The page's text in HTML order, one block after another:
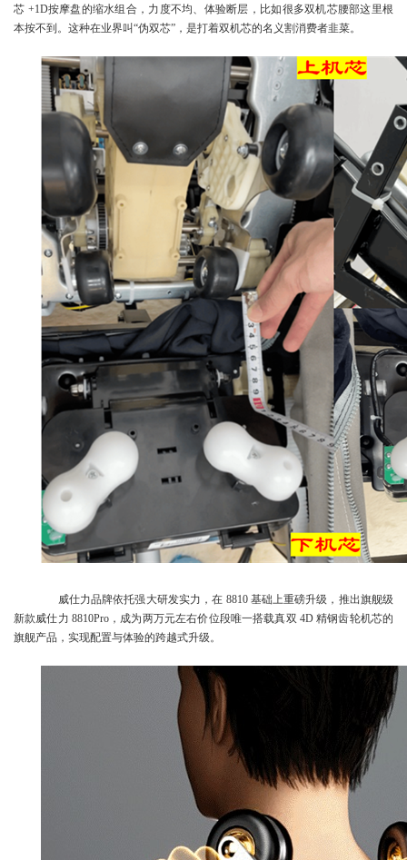
芯 +1D按摩盘的缩水组合，力度不均、体验断层，比如很多双机芯腰部这里根
本按不到。这种在业界叫“伪双芯”，是打着双机芯的名义割消费者韭菜。
威仕力品牌依托强大研发实力，在 8810 基础上重磅升级，推出旗舰级
新款威仕力 8810Pro，成为两万元左右价位段唯一搭载真双 4D 精钢齿轮机芯的
旗舰产品，实现配置与体验的跨越式升级。